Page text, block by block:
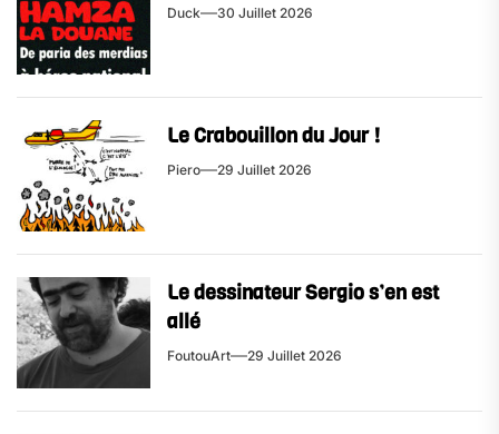
Duck 30 Juillet 2026
Le Crabouillon du Jour !
Piero 29 Juillet 2026
Le dessinateur Sergio s’en est
allé
FoutouArt 29 Juillet 2026